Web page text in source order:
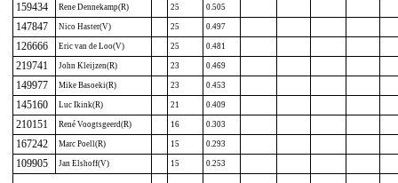
159434 Rene Dennekamp(R) 25 0.505
147847 Nico Haster(V) 25 0.497
126666 Eric van de Loo(V) 25 0.481
219741 John Kleijzen(R) 23 0.469
149977 Mike Basoeki(R) 23 0.453
145160 Luc Ikink(R) 21 0.409
210151 René Voogtsgeerd(R) 16 0.303
167242 Marc Poell(R) 15 0.293
109905 Jan Elshoff(V) 15 0.253